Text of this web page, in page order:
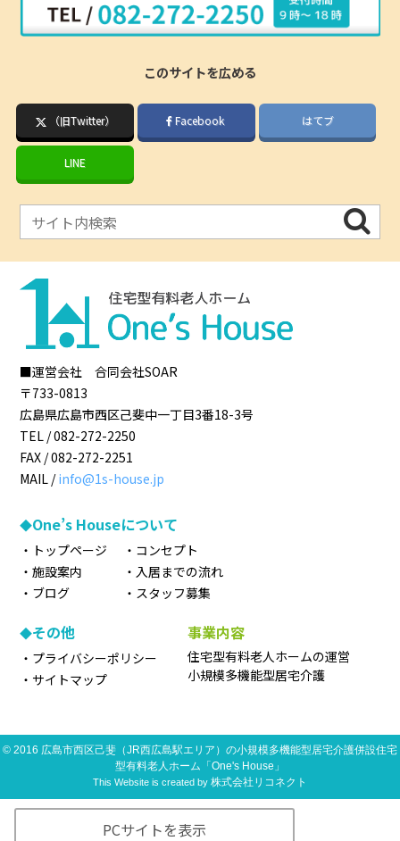
このサイトを広める
（旧Twitter） Facebook はてブ
LINE
■運営会社 合同会社SOAR
〒733-0813
広島県広島市西区己斐中一丁目3番18-3号
TEL /082-272-2250
FAX /082-272-2251
MAIL /info@1s-house.jp
One’s Houseについて
トップページ
施設案内
ブログ
コンセプト
入居までの流れ
スタッフ募集
その他
プライバシーポリシー
サイトマップ
事業内容
住宅型有料老人ホームの運営
小規模多機能型居宅介護
© 2016 広島市西区己斐（JR西広島駅エリア）の小規模多機能型居宅介護併設住宅
型有料老人ホーム「One's House」
This Website is created by 株式会社リコネクト
PCサイトを表示